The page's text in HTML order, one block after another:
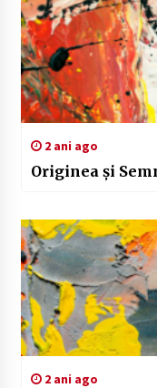
2 ani ago
Originea și
2 ani ago